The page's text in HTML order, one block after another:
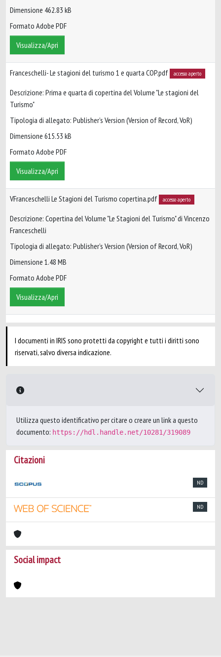
Dimensione 462.83 kB
Formato Adobe PDF
Visualizza/Apri
Franceschelli- Le stagioni del turismo 1 e quarta COP.pdf accesso aperto
Descrizione: Prima e quarta di copertina del Volume "Le stagioni del
Turismo"
Tipologia di allegato: Publisher’s Version (Version of Record, VoR)
Dimensione 615.53 kB
Formato Adobe PDF
Visualizza/Apri
VFranceschelli Le Stagioni del Turismo copertina.pdf accesso aperto
Descrizione: Copertina del Volume "Le Stagioni del Turismo" di Vincenzo
Franceschelli
Tipologia di allegato: Publisher’s Version (Version of Record, VoR)
Dimensione 1.48 MB
Formato Adobe PDF
Visualizza/Apri
I documenti in IRIS sono protetti da copyright e tutti i diritti sono
riservati, salvo diversa indicazione.
Utilizza questo identificativo per citare o creare un link a questo
documento: https://hdl.handle.net/10281/319089
Citazioni
ND
ND
Social impact